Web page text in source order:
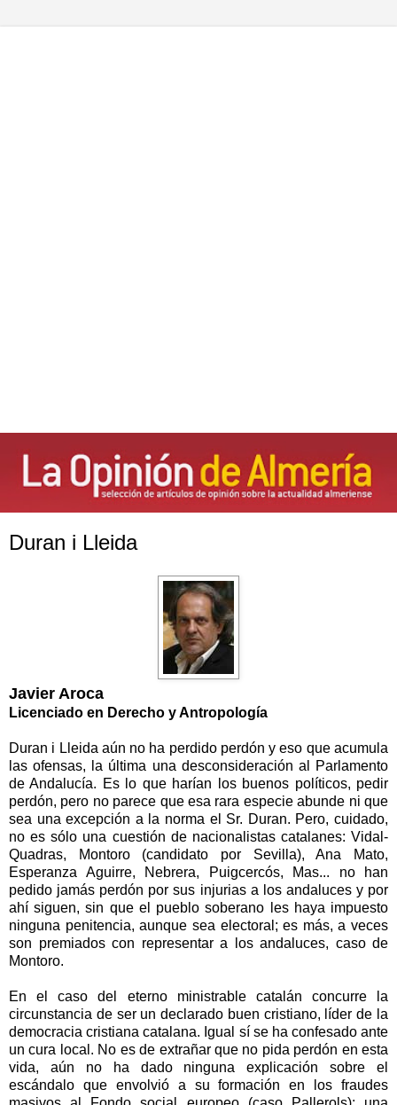
Duran i Lleida
Javier Aroca
Licenciado en Derecho y Antropología
Duran i Lleida aún no ha perdido perdón y eso que acumula
las ofensas, la última una desconsideración al Parlamento
de Andalucía. Es lo que harían los buenos políticos, pedir
perdón, pero no parece que esa rara especie abunde ni que
sea una excepción a la norma el Sr. Duran. Pero, cuidado,
no es sólo una cuestión de nacionalistas catalanes: Vidal-
Quadras, Montoro (candidato por Sevilla), Ana Mato,
Esperanza Aguirre, Nebrera, Puigcercós, Mas... no han
pedido jamás perdón por sus injurias a los andaluces y por
ahí siguen, sin que el pueblo soberano les haya impuesto
ninguna penitencia, aunque sea electoral; es más, a veces
son premiados con representar a los andaluces, caso de
Montoro.
En el caso del eterno ministrable catalán concurre la
circunstancia de ser un declarado buen cristiano, líder de la
democracia cristiana catalana. Igual sí se ha confesado ante
un cura local. No es de extrañar que no pida perdón en esta
vida, aún no ha dado ninguna explicación sobre el
escándalo que envolvió a su formación en los fraudes